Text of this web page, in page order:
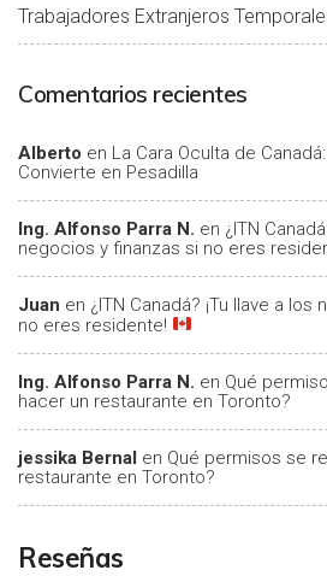
Trabajadores Extranjeros
Comentarios recientes
Alberto en La Cara Oculta de
Convierte en Pesadilla
Ing. Alfonso Parra N. en ¿ITN
negocios y finanzas si no eres
Juan en ¿ITN Canadá? ¡Tu llave a
no eres residente!
Ing. Alfonso Parra N. en Qué
hacer un restaurante en Toronto?
jessika Bernal en Qué permisos se
restaurante en Toronto?
Reseñas